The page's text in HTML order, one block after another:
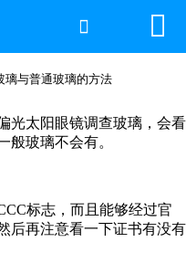
网站首页
产品中心
工程案例
璃与普通玻璃的方法
 
钢化玻璃与普
光太阳眼镜调查玻璃，会看
般玻璃不会有。
标志，而且能够经过官
后再注意看一下证书有没有